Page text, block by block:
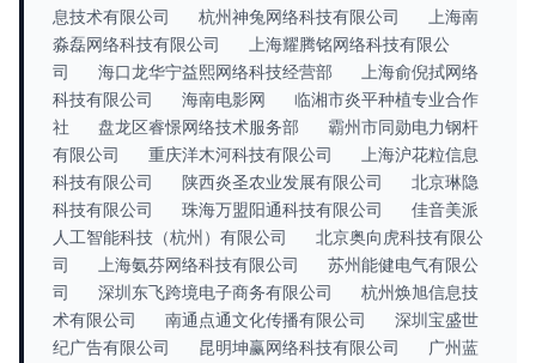
息技术有限公司
杭州神兔网络科技有限公司
上海南
淼磊网络科技有限公司
上海耀腾铭网络科技有限公
司
海口龙华宁益熙网络科技经营部
上海俞倪拭网络
科技有限公司
海南电影网
临湘市炎平种植专业合作
社
盘龙区睿憬网络技术服务部
霸州市同勋电力钢杆
有限公司
重庆洋木河科技有限公司
上海沪花粒信息
科技有限公司
陕西炎圣农业发展有限公司
北京琳隐
科技有限公司
珠海万盟阳通科技有限公司
佳音美派
人工智能科技（杭州）有限公司
北京奥向虎科技有限公
司
上海氨芬网络科技有限公司
苏州能健电气有限公
司
深圳东飞跨境电子商务有限公司
杭州焕旭信息技
术有限公司
南通点通文化传播有限公司
深圳宝盛世
纪广告有限公司
昆明坤赢网络科技有限公司
广州蓝